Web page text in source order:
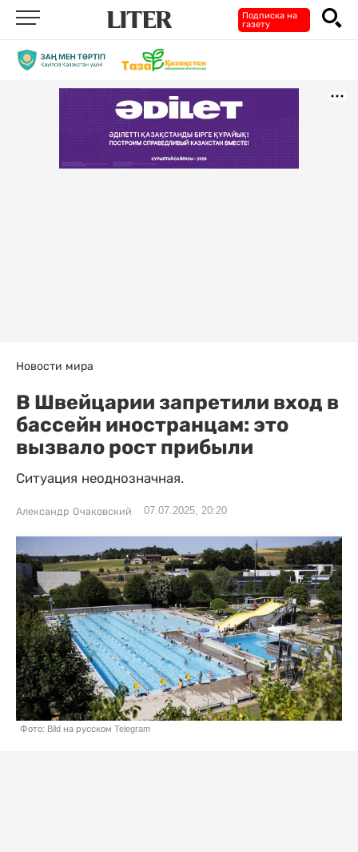
Подписка на
газету
Новости мира
В Швейцарии запретили вход в
бассейн иностранцам: это
вызвало рост прибыли
Ситуация неоднозначная.
Александр Очаковский 07.07.2025, 20:20
Фото: Bild на русском Telegram